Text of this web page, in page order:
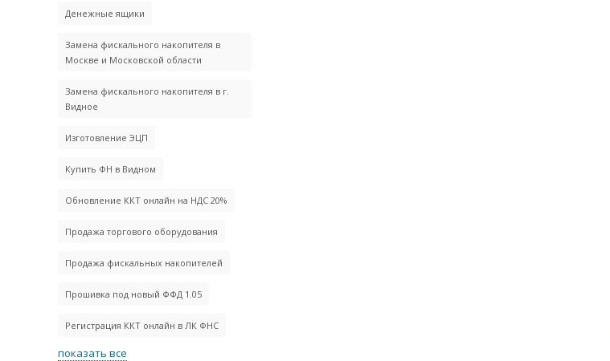
Денежные ящики
Замена фискального накопителя в
Москве и Московской области
Замена фискального накопителя в г.
Видное
Изготовление ЭЦП
Купить ФН в Видном
Обновление ККТ онлайн на НДС 20%
Продажа торгового оборудования
Продажа фискальных накопителей
Прошивка под новый ФФД 1.05
Регистрация ККТ онлайн в ЛК ФНС
показать все